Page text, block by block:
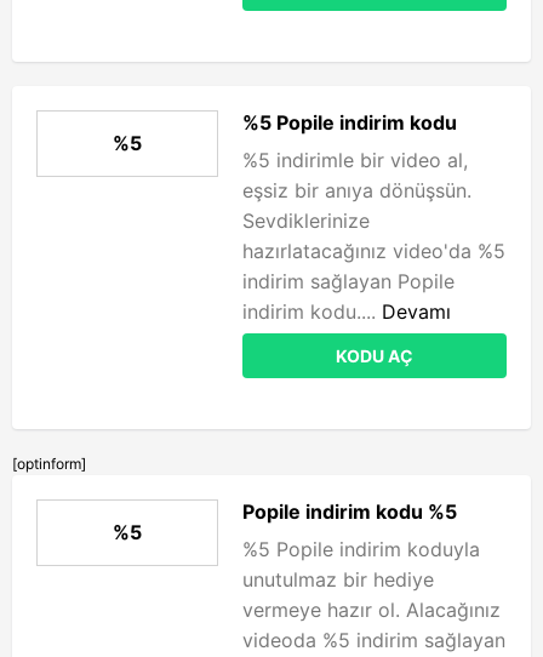
%5
%5 Popile indirim kodu
%5 indirimle bir video al,
eşsiz bir anıya dönüşsün.
Sevdiklerinize
hazırlatacağınız video'da %5
indirim sağlayan Popile
indirim kodu.... Devamı
KODU AÇ
[optinform]
%5
Popile indirim kodu %5
%5 Popile indirim koduyla
unutulmaz bir hediye
vermeye hazır ol. Alacağınız
videoda %5 indirim sağlayan